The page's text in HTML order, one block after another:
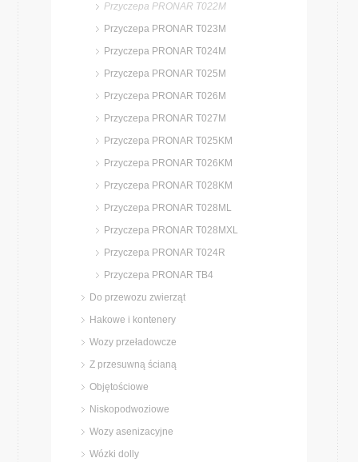
Przyczepa PRONAR T022M
Przyczepa PRONAR T023M
Przyczepa PRONAR T024M
Przyczepa PRONAR T025M
Przyczepa PRONAR T026M
Przyczepa PRONAR T027M
Przyczepa PRONAR T025KM
Przyczepa PRONAR T026KM
Przyczepa PRONAR T028KM
Przyczepa PRONAR T028ML
Przyczepa PRONAR T028MXL
Przyczepa PRONAR T024R
Przyczepa PRONAR TB4
Do przewozu zwierząt
Hakowe i kontenery
Wozy przeładowcze
Z przesuwną ścianą
Objętościowe
Niskopodwoziowe
Wozy asenizacyjne
Wózki dolly